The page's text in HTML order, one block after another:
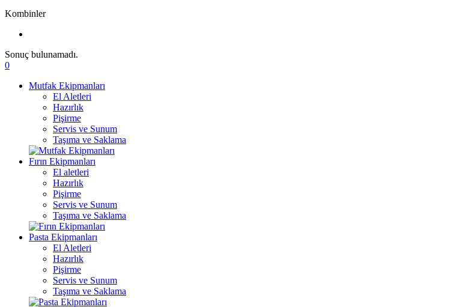
Kombinler
Sonuç bulunamadı.
0
Mutfak Ekipmanları
El Aletleri
Hazırlık
Pişirme
Servis ve Sunum
Taşıma ve Saklama
Fırın Ekipmanları
El aletleri
Hazırlık
Pişirme
Servis ve Sunum
Taşıma ve Saklama
Pasta Ekipmanları
El Aletleri
Hazırlık
Pişirme
Servis ve Sunum
Taşıma ve Saklama